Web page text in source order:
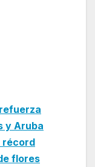
y Aruba
récord
flores